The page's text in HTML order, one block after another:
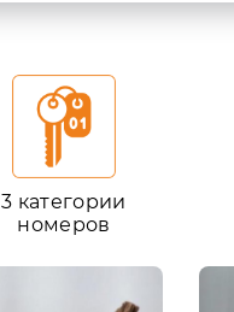
3 категории
номеров